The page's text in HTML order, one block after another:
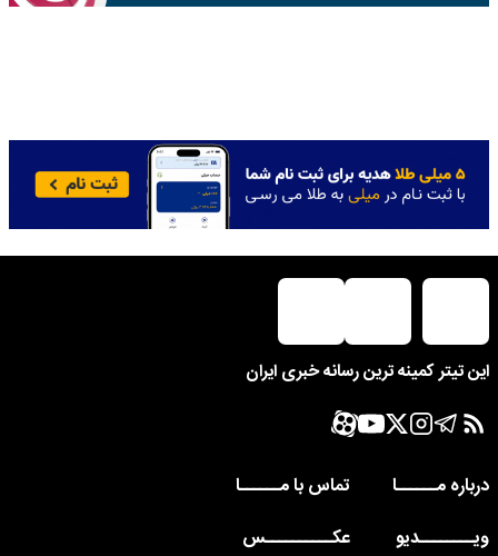
این تیتر کمینه ترین رسانه خبری ایران
درباره مــــــا
تماس با مــــــا
ویــــــــدیو
عکــــــــــس